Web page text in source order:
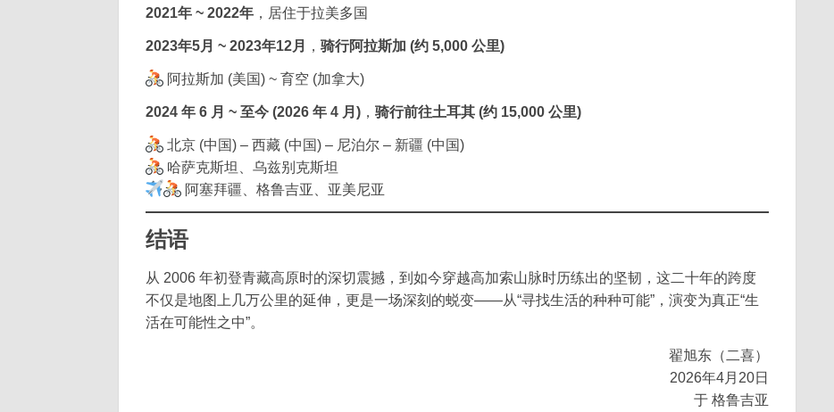
2021年 ~ 2022年 ，居住于拉美多国
2023年5月 ~ 2023年12月 ， 骑行阿拉斯加 (约 5,000 公里)
阿拉斯加 (美国) ~ 育空 (加拿大)
2024 年 6 月 ~ 至今 (2026 年 4 月) ， 骑行前往土耳其 (约 15,000 公里)
北京 (中国) – 西藏 (中国) – 尼泊尔 – 新疆 (中国)
哈萨克斯坦、乌兹别克斯坦
阿塞拜疆、格鲁吉亚、亚美尼亚
结语
从 2006 年初登青藏高原时的深切震撼，到如今穿越高加索山脉时历练出的坚韧，这二十年的跨度
不仅是地图上几万公里的延伸，更是一场深刻的蜕变——从“寻找生活的种种可能”，演变为真正“生
活在可能性之中”。
翟旭东（二喜）
2026年4月20日
于 格鲁吉亚